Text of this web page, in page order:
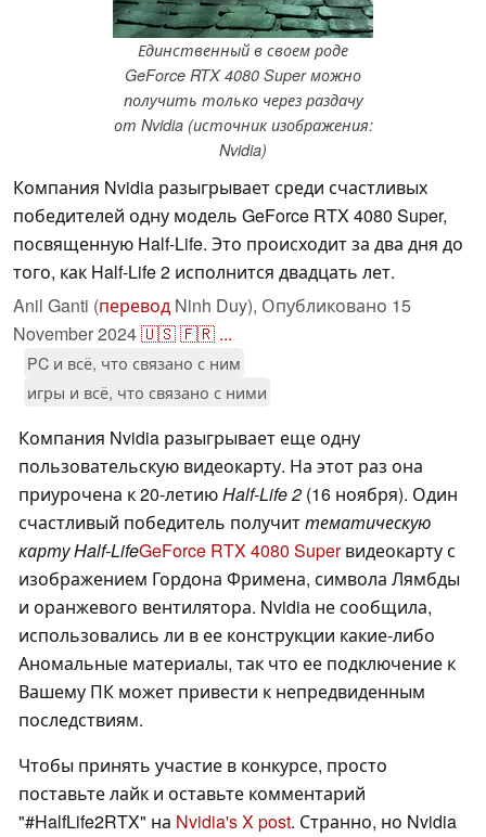
Единственный в своем роде
GeForce RTX 4080 Super можно
получить только через раздачу
от Nvidia (источник изображения:
Nvidia)
Компания Nvidia разыгрывает среди счастливых
победителей одну модель GeForce RTX 4080 Super,
посвященную Half-Life. Это происходит за два дня до
того, как Half-Life 2 исполнится двадцать лет.
Anil Ganti (перевод Ninh Duy), Опубликовано 15
November 2024🇺🇸🇫🇷 ...
PC и всё, что связано с ним
игры и всё, что связано с ними
Компания Nvidia разыгрывает еще одну
пользовательскую видеокарту. На этот раз она
приурочена к 20-летиюHalf-Life 2 (16 ноября). Один
счастливый победитель получиттематическую
карту Half-LifeGeForce RTX 4080 Superвидеокарту с
изображением Гордона Фримена, символа Лямбды
и оранжевого вентилятора. Nvidia не сообщила,
использовались ли в ее конструкции какие-либо
Аномальные материалы, так что ее подключение к
Вашему ПК может привести к непредвиденным
последствиям.
Чтобы принять участие в конкурсе, просто
поставьте лайк и оставьте комментарий
"#HalfLife2RTX" на Nvidia's X post. Странно, но Nvidia